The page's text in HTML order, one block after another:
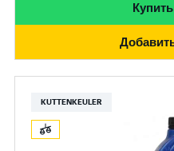
KUTTENKEULER